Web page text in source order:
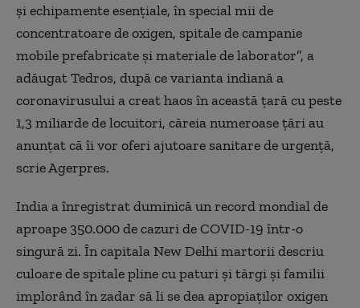
şi echipamente esenţiale, în special mii de
concentratoare de oxigen, spitale de campanie
mobile prefabricate şi materiale de laborator”, a
adăugat Tedros, după ce varianta indiană a
coronavirusului a creat haos în această ţară cu peste
1,3 miliarde de locuitori, căreia numeroase ţări au
anunţat că îi vor oferi ajutoare sanitare de urgenţă,
scrie Agerpres.
India a înregistrat duminică un record mondial de
aproape 350.000 de cazuri de COVID-19 într-o
singură zi. În capitala New Delhi martorii descriu
culoare de spitale pline cu paturi şi tărgi şi familii
implorând în zadar să li se dea apropiaţilor oxigen